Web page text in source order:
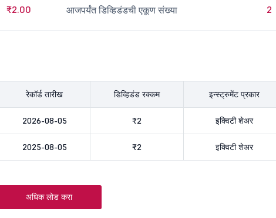
₹2.00 आजपर्यंत डिव्हिडंडची एकूण संख्या 2
रेकॉर्ड तारीख डिव्हिडंड रक्कम इन्स्ट्रुमेंट प्रकार
2026-08-05 ₹2 इक्विटी शेअर
2025-08-05 ₹2 इक्विटी शेअर
अधिक लोड करा